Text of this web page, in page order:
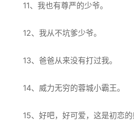
11、我也有尊严的少爷。
12、我从不坑爹少爷。
13、爸爸从来没有打过我。
14、威力无穷的蓉城小霸王。
15、好吧，好可爱，这是初恋的